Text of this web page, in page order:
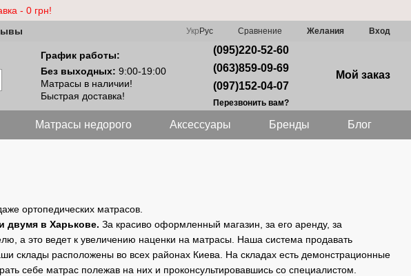
- 0 грн!
Укр Рус Сравнение Желания Вход
График работы:
Без выходных: 9:00-19:00
Матрасы в наличии!
Быстрая доставка!
(095)220-52-60
(063)859-09-69
(097)152-04-07
Перезвонить вам?
Мой заказ
Матрасы недорого Аксессуары Бренды Блог
ортопедических матрасов.
двумя в Харькове. За красиво оформленный магазин, за его аренду, за
а это ведет к увеличению наценки на матрасы. Наша система продавать
склады расположены во всех районах Киева. На складах есть демонстрационные
себе матрас полежав на них и проконсультировавшись со специалистом.